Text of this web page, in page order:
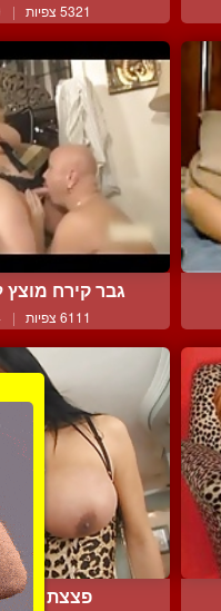
5321 צפיות |
גבר קירח מוצץ
6111 צפיות |
4
פצצת מין